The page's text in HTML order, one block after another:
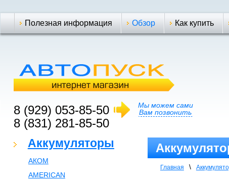
Полезная информация Обзор Как купить
8 (929) 053-85-50
8 (831) 281-85-50
Мы можем сами
Вам позвонить
Аккумуляторы
АКОМ
AMERICAN
Главная \